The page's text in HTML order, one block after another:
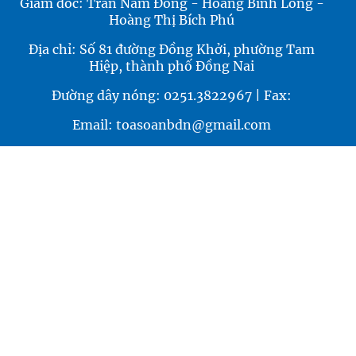
Giám đốc: Trần Nam Đông - Hoàng Bình Long -
Hoàng Thị Bích Phú
Địa chỉ: Số 81 đường Đồng Khởi, phường Tam
Hiệp, thành phố Đồng Nai
Đường dây nóng: 0251.3822967 | Fax:
Email: toasoanbdn@gmail.com